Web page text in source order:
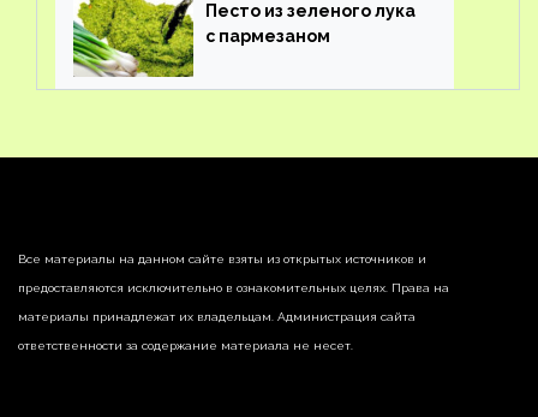
Песто из зеленого лука
с пармезаном
Все материалы на данном сайте взяты из открытых источников и
предоставляются исключительно в ознакомительных целях. Права на
материалы принадлежат их владельцам. Администрация сайта
ответственности за содержание материала не несет.